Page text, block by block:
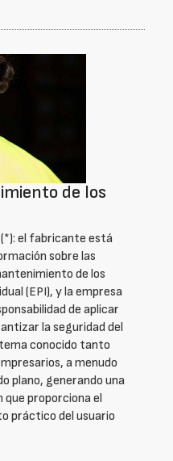
de los
el fabricante está
sobre las
de los
(EPI), y la empresa
de aplicar
la seguridad del
conocido tanto
a menudo
plano, generando una
proporciona el
práctico del usuario